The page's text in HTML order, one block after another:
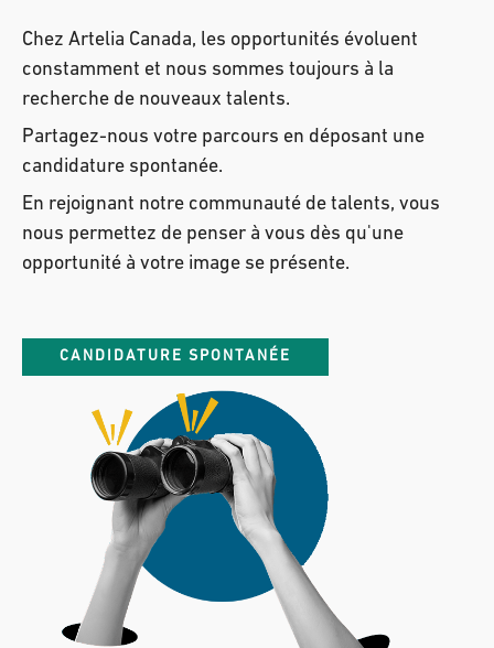
Chez Artelia Canada, les opportunités évoluent
constamment et nous sommes toujours à la
recherche de nouveaux talents.
Partagez-nous votre parcours en déposant une
candidature spontanée.
En rejoignant notre communauté de talents, vous
nous permettez de penser à vous dès qu'une
opportunité à votre image se présente.
CANDIDATURE SPONTANÉE